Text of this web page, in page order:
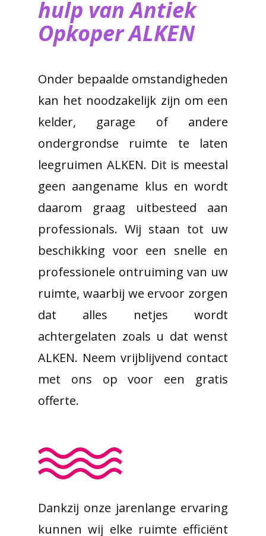
hulp van ​Antiek
Opkoper ALKEN
Onder bepaalde omstandigheden
kan het noodzakelijk zijn om een
kelder, garage of andere
ondergrondse ruimte te laten
leegruimen ALKEN. Dit is meestal
geen aangename klus en wordt
daarom graag uitbesteed aan
professionals. Wij staan tot uw
beschikking voor een snelle en
professionele ontruiming van uw
ruimte, waarbij we ervoor zorgen
dat alles netjes wordt
achtergelaten zoals u dat wenst
ALKEN. Neem vrijblijvend contact
met ons op voor een gratis
offerte.
Dankzij onze jarenlange ervaring
kunnen wij elke ruimte efficiënt